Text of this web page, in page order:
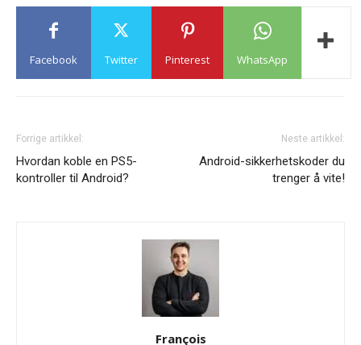
Facebook Twitter Pinterest WhatsApp
Forrige artikkel:
Hvordan koble en PS5-
kontroller til Android?
Neste artikkel:
Android-sikkerhetskoder du
trenger å vite!
François